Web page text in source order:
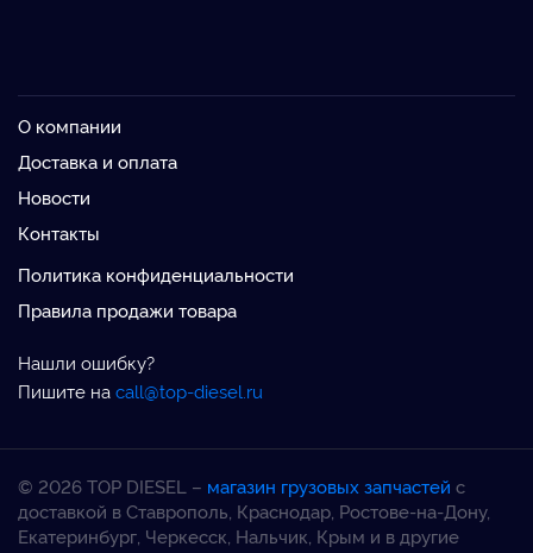
О компании
Доставка и оплата
Новости
Контакты
Политика конфиденциальности
Правила продажи товара
Нашли ошибку?
Пишите наcall@top-diesel.ru
© 2026 TOP DIESEL – магазин грузовых запчастей с
доставкой в Ставрополь, Краснодар, Ростове-на-Дону,
Екатеринбург, Черкесск, Нальчик, Крым и в другие